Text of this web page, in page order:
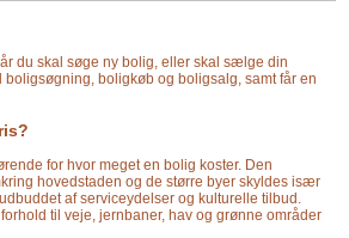
du skal søge ny bolig, eller skal sælge din
boligkøb og boligsalg, samt får en
for hvor meget en bolig koster. Den
hovedstaden og de større byer skyldes især
af serviceydelser og kulturelle tilbud.
til veje, jernbaner, hav og grønne områder